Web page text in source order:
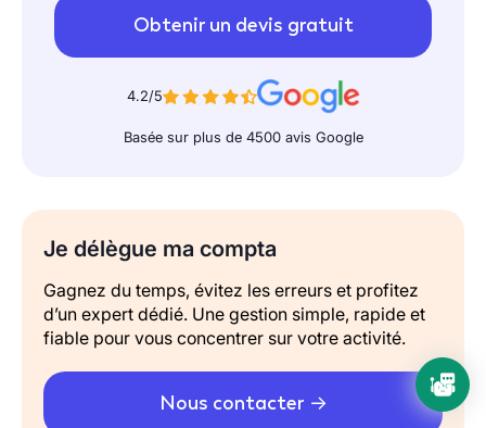
Obtenir un devis gratuit
4.2/5
Basée sur plus de 4500 avis Google
Je délègue ma compta
Gagnez du temps, évitez les erreurs et profitez
d’un expert dédié. Une gestion simple, rapide et
fiable pour vous concentrer sur votre activité.
Nous contacter